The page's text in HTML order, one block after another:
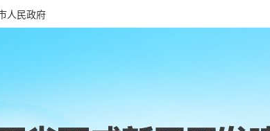
人民政府